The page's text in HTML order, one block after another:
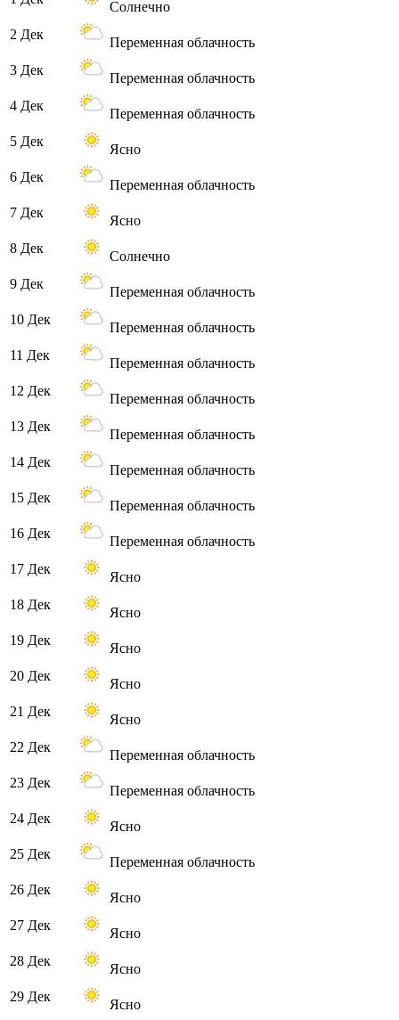
Солнечно
2 Дек
Переменная облачность
3 Дек
Переменная облачность
4 Дек
Переменная облачность
5 Дек
Ясно
6 Дек
Переменная облачность
7 Дек
Ясно
8 Дек
Солнечно
9 Дек
Переменная облачность
10 Дек
Переменная облачность
11 Дек
Переменная облачность
12 Дек
Переменная облачность
13 Дек
Переменная облачность
14 Дек
Переменная облачность
15 Дек
Переменная облачность
16 Дек
Переменная облачность
17 Дек
Ясно
18 Дек
Ясно
19 Дек
Ясно
20 Дек
Ясно
21 Дек
Ясно
22 Дек
Переменная облачность
23 Дек
Переменная облачность
24 Дек
Ясно
25 Дек
Переменная облачность
26 Дек
Ясно
27 Дек
Ясно
28 Дек
Ясно
29 Дек
Ясно